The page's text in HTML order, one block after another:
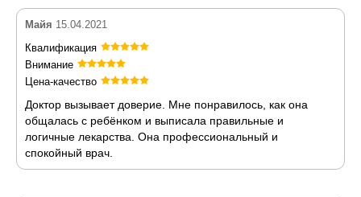
Майя 15.04.2021
Квалификация
Внимание
Цена-качество
Доктор вызывает доверие. Мне понравилось, как она
общалась с ребёнком и выписала правильные и
логичные лекарства. Она профессиональный и
спокойный врач.